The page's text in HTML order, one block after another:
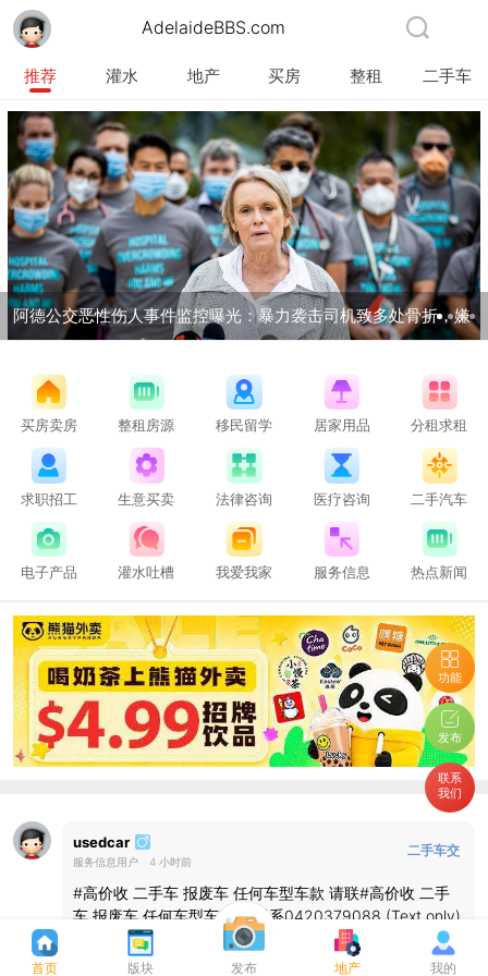
AdelaideBBS.com
功能
发布
联系
我们
推荐 灌水 地产 买房 整租 二手车
阿德公交恶性伤人事件监控曝光：暴力袭击司机致多处骨折，嫌
买房卖房 整租房源 移民留学 居家用品 分租求租
求职招工 生意买卖 法律咨询 医疗咨询 二手汽车
电子产品 灌水吐槽 我爱我家 服务信息 热点新闻
二手车交
usedcar
服务信息用户 4 小时前
#高价收 二手车 报废车 任何车型车款 请联#高价收 二手
车 报废车 任何车型车款 请联系0420379088 (Text only)
查看全文
首页 版块 发布 地产 我的